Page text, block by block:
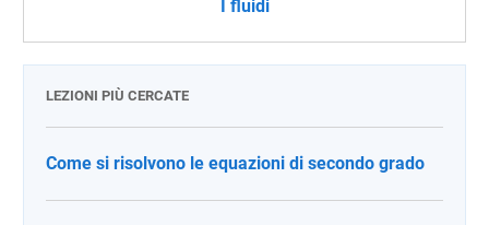
I fluidi
LEZIONI PIÙ CERCATE
Come si risolvono le equazioni di secondo grado